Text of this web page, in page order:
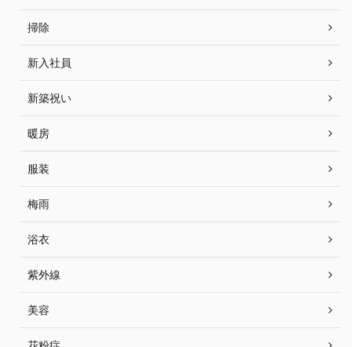
掃除
新入社員
新築祝い
暖房
服装
梅雨
浴衣
紫外線
美容